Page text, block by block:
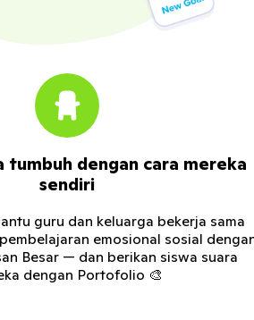
tumbuh dengan cara mereka
sendiri
guru dan keluarga bekerja sama
emosional sosial
Besar — dan berikan siswa suara
dengan Portofolio 🎨